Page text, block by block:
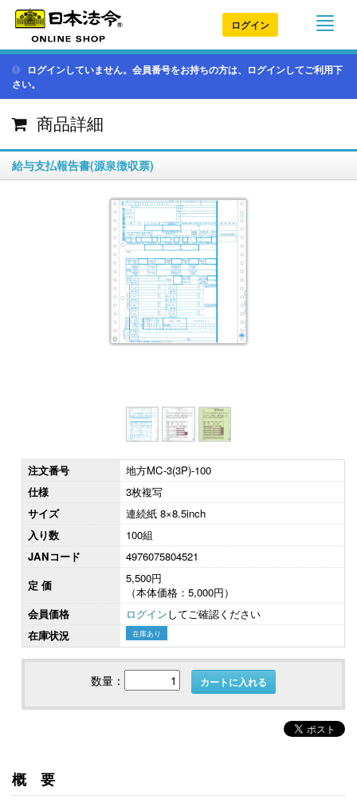
ログイン
ログインしていません。会員番号をお持ちの方は、ログインしてご利用下
さい。
商品詳細
給与支払報告書(源泉徴収票)
注文番号
地方MC-3(3P)-100
仕様
3枚複写
サイズ
連続紙 8×8.5inch
入り数
100組
JANコード
4976075804521
定 価
5,500円
（本体価格：5,000円）
会員価格
ログインしてご確認ください
在庫状況
在庫あり
数量： カートに入れる
概要